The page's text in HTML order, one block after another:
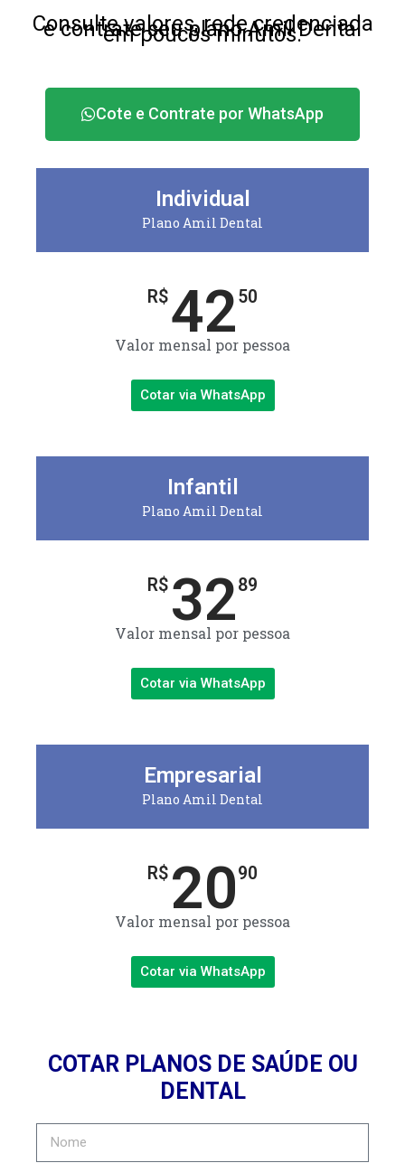
Consulte valores, rede credenciada
e contrate seu plano Amil Dental
em poucos minutos.
Cote e Contrate por WhatsApp
Individual
Plano Amil Dental
R$4250
Valor mensal por pessoa
Cotar via WhatsApp
Infantil
Plano Amil Dental
R$ 3289
Valor mensal por pessoa
Cotar via WhatsApp
Empresarial
Plano Amil Dental
R$ 2090
Valor mensal por pessoa
Cotar via WhatsApp
COTAR PLANOS DE SAÚDE OU
DENTAL